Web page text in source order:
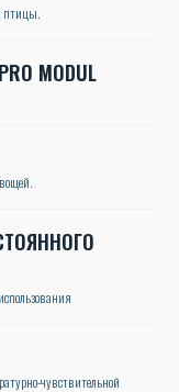
птицы.
MODUL
чувствительной